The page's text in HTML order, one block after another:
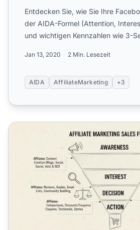
Entdecken Sie, wie Sie Ihre
der AIDA-Formel (Attention,
und wichtigen Kennzahlen wie 3-
Jan 13, 2020 2 Min. Lesezeit
AIDA AffiliateMarketing +3
Affiliate-Marketing in den Phasen